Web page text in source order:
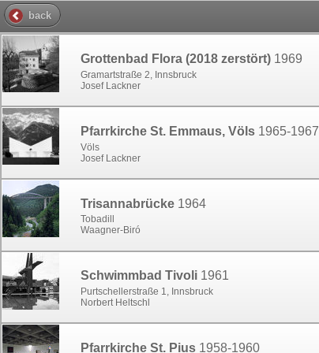
back
Grottenbad Flora (2018 zerstört) 1969
Gramartstraße 2, Innsbruck
Josef Lackner
Pfarrkirche St. Emmaus, Völs 1965-1967
Völs
Josef Lackner
Trisannabrücke 1964
Tobadill
Waagner-Biró
Schwimmbad Tivoli 1961
Purtschellerstraße 1, Innsbruck
Norbert Heltschl
Pfarrkirche St. Pius 1958-1960